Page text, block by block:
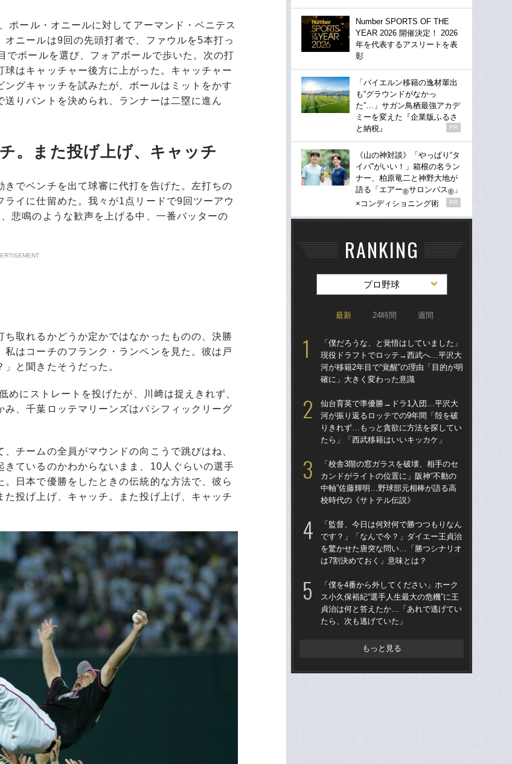
ール・オニールに対してアーマンド・ベニテス
ニールは9回の先頭打者で、ファウルを5本打っ
でボールを選び、フォアボールで歩いた。次の打
はキャッチャー後方に上がった。キャッチャー
グキャッチを試みたが、ボールはミットをかす
りバントを決められ、ランナーは二塁に進ん
。また投げ上げ、キャッチ
でベンチを出て球審に代打を告げた。左打ちの
イに仕留めた。我々が1点リードで9回ツーアウ
悲鳴のような歓声を上げる中、一番バッターの
取れるかどうか定かではなかったものの、決勝
はコーチのフランク・ランペンを見た。彼は戸
と聞きたそうだった。
にストレートを投げたが、川﨑は捉えきれず、
、千葉ロッテマリーンズはパシフィックリーグ
チームの全員がマウンドの向こうで跳びはね、
ているのかわからないまま、10人ぐらいの選手
日本で優勝をしたときの伝統的な方法で、彼ら
投げ上げ、キャッチ。また投げ上げ、キャッチ
Number SPORTS OF THE
YEAR 2026 開催決定！ 2026
年を代表するアスリートを表
彰
「バイエルン移籍の逸材輩出
も“グラウンドがなかっ
た”…」サガン鳥栖最強アカデ
ミーを変えた『企業版ふるさ
と納税』
PR
《山の神対談》「やっぱり“タ
イパ”がいい！」箱根の名ラン
ナー、柏原竜二と神野大地が
語る「エアー®サロンパス® 」
×コンディショニング術
PR
RANKING
プロ野球
最新 24時間 週間
「僕だろうな、と覚悟はしていました」
現役ドラフトでロッテ→西武へ…平沢大
河が移籍2年目で“覚醒”の理由「目的が明
確に」大きく変わった意識
仙台育英で準優勝→ドラ1入団…平沢大
河が振り返るロッテでの9年間「殻を破
りきれず…もっと貪欲に方法を探してい
たら」「西武移籍はいいキッカケ」
「校舎3階の窓ガラスを破壊、相手のセ
カンドがライトの位置に」阪神“不動の
中軸”佐藤輝明…野球部元相棒が語る高
校時代の《サトテル伝説》
「監督、今日は何対何で勝つつもりなん
です？」「なんで今？」ダイエー王貞治
を驚かせた唐突な問い…「勝つシナリオ
は7割決めておく」意味とは？
「僕を4番から外してください」ホーク
ス小久保裕紀“選手人生最大の危機”に王
貞治は何と答えたか…「あれで逃げてい
たら、次も逃げていた」
もっと見る